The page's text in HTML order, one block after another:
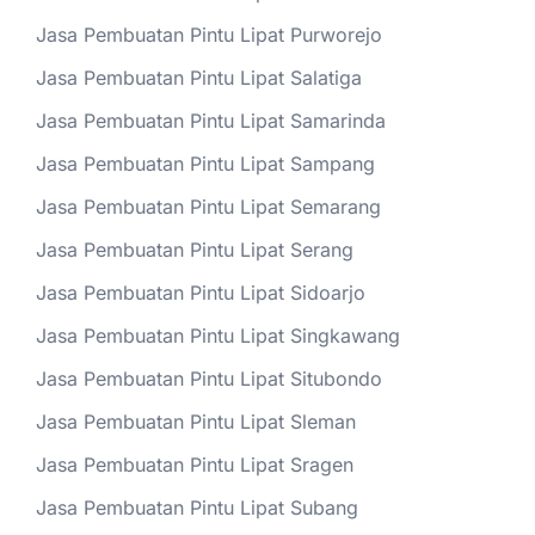
Jasa Pembuatan Pintu Lipat Purworejo
Jasa Pembuatan Pintu Lipat Salatiga
Jasa Pembuatan Pintu Lipat Samarinda
Jasa Pembuatan Pintu Lipat Sampang
Jasa Pembuatan Pintu Lipat Semarang
Jasa Pembuatan Pintu Lipat Serang
Jasa Pembuatan Pintu Lipat Sidoarjo
Jasa Pembuatan Pintu Lipat Singkawang
Jasa Pembuatan Pintu Lipat Situbondo
Jasa Pembuatan Pintu Lipat Sleman
Jasa Pembuatan Pintu Lipat Sragen
Jasa Pembuatan Pintu Lipat Subang